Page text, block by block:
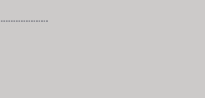
-------------------